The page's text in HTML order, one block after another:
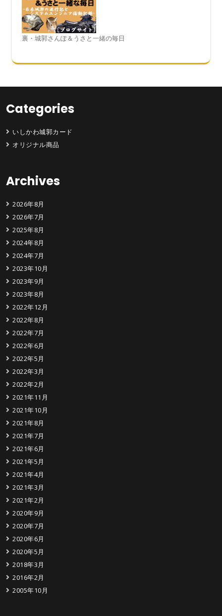
裏・城郭さんぽ＆うさと一緒の毎日
Categories
いしかわ城郭カード
オリジナル商品
Archives
2026年8月
2026年7月
2025年8月
2024年8月
2024年7月
2023年10月
2023年9月
2023年8月
2022年12月
2022年8月
2022年7月
2022年6月
2022年5月
2022年3月
2022年2月
2021年11月
2021年10月
2021年8月
2021年7月
2021年6月
2021年5月
2021年4月
2021年3月
2021年2月
2020年9月
2020年7月
2020年6月
2020年5月
2018年3月
2016年2月
2005年10月